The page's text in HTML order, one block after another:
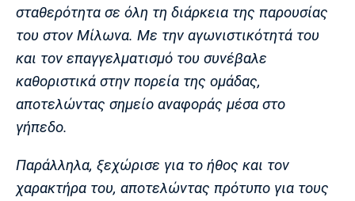
Μάντσεστερ
Σίτι
Γιουβέντους
σταθερότητα σε όλη τη διάρκεια της παρουσίας
του στον Μίλωνα. Με την αγωνιστικότητά του
και τον επαγγελματισμό του συνέβαλε
καθοριστικά στην πορεία της ομάδας,
αποτελώντας σημείο αναφοράς μέσα στο
γήπεδο.
Παράλληλα, ξεχώρισε για το ήθος και τον
χαρακτήρα του, αποτελώντας πρότυπο για τους